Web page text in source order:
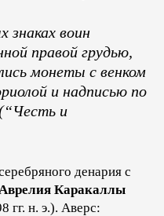
знаках воин
правой грудью,
монеты с венком
и надписью по
и
денария с
Каракаллы
гг. н. э.). Аверс: